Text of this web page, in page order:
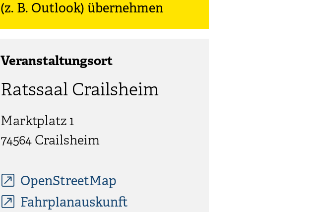
(z. B. Outlook) übernehmen
Veranstaltungsort
Ratssaal Crailsheim
Marktplatz 1
74564 Crailsheim
OpenStreetMap
Fahrplanauskunft